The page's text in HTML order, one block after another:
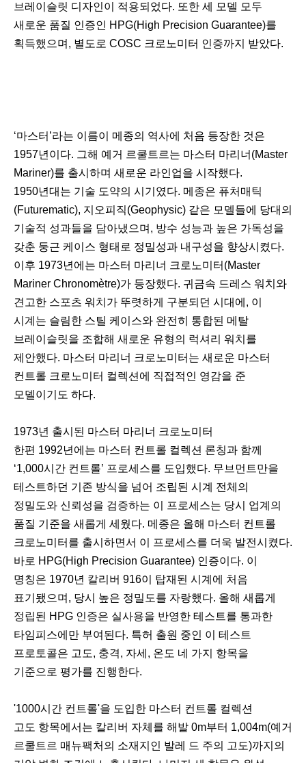
브레이슬릿 디자인이 적용되었다. 또한 세 모델 모두
새로운 품질 인증인 HPG(High Precision Guarantee)를
획득했으며, 별도로 COSC 크로노미터 인증까지 받았다.
‘마스터’라는 이름이 메종의 역사에 처음 등장한 것은
1957년이다. 그해 예거 르쿨트르는 마스터 마리너(Master
Mariner)를 출시하며 새로운 라인업을 시작했다.
1950년대는 기술 도약의 시기였다. 메종은 퓨처매틱
(Futurematic), 지오피직(Geophysic) 같은 모델들에 당대의
기술적 성과들을 담아냈으며, 방수 성능과 높은 가독성을
갖춘 둥근 케이스 형태로 정밀성과 내구성을 향상시켰다.
이후 1973년에는 마스터 마리너 크로노미터(Master
Mariner Chronomètre)가 등장했다. 귀금속 드레스 워치와
견고한 스포츠 워치가 뚜렷하게 구분되던 시대에, 이
시계는 슬림한 스틸 케이스와 완전히 통합된 메탈
브레이슬릿을 조합해 새로운 유형의 럭셔리 워치를
제안했다. 마스터 마리너 크로노미터는 새로운 마스터
컨트롤 크로노미터 컬렉션에 직접적인 영감을 준
모델이기도 하다.
1973년 출시된 마스터 마리너 크로노미터
한편 1992년에는 마스터 컨트롤 컬렉션 론칭과 함께
‘1,000시간 컨트롤’ 프로세스를 도입했다. 무브먼트만을
테스트하던 기존 방식을 넘어 조립된 시계 전체의
정밀도와 신뢰성을 검증하는 이 프로세스는 당시 업계의
품질 기준을 새롭게 세웠다. 메종은 올해 마스터 컨트롤
크로노미터를 출시하면서 이 프로세스를 더욱 발전시켰다.
바로 HPG(High Precision Guarantee) 인증이다. 이
명칭은 1970년 칼리버 916이 탑재된 시계에 처음
표기됐으며, 당시 높은 정밀도를 자랑했다. 올해 새롭게
정립된 HPG 인증은 실사용을 반영한 테스트를 통과한
타임피스에만 부여된다. 특허 출원 중인 이 테스트
프로토콜은 고도, 충격, 자세, 온도 네 가지 항목을
기준으로 평가를 진행한다.
'1000시간 컨트롤'을 도입한 마스터 컨트롤 컬렉션
고도 항목에서는 칼리버 자체를 해발 0m부터 1,004m(예거
르쿨트르 매뉴팩처의 소재지인 발레 드 주의 고도)까지의